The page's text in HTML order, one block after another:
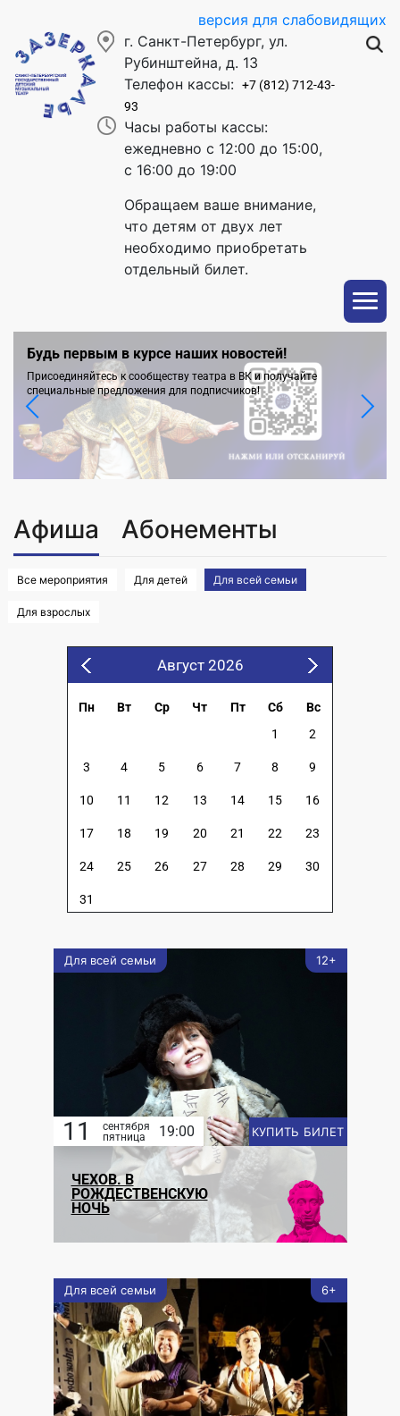
версия для слабовидящих
г. Санкт-Петербург, ул.
Рубинштейна, д. 13
Телефон кассы: +7 (812) 712-43-
93
Часы работы кассы:
ежедневно с 12:00 до 15:00,
с 16:00 до 19:00
Обращаем ваше внимание,
что детям от двух лет
необходимо приобретать
отдельный билет.
Будь первым в курсе наших новостей!
Присоединяйтесь к сообществу театра в ВК и получайте
специальные предложения для подписчиков!
Афиша Абонементы
Все мероприятия Для детей Для всей семьи
Для взрослых
Август 2026
Пн Вт Ср Чт Пт Сб
Вс
1
2
3 4 5 6 7 8 9
10 11 12 13 14 15 16
17 18 19 20 21 22 23
24 25 26 27 28 29 30
31
Для всей семьи 12+
11
сентября
пятница
19:00 КУПИТЬ БИЛЕТ
ЧЕХОВ. В
РОЖДЕСТВЕНСКУЮ
НОЧЬ
Для всей семьи 6+